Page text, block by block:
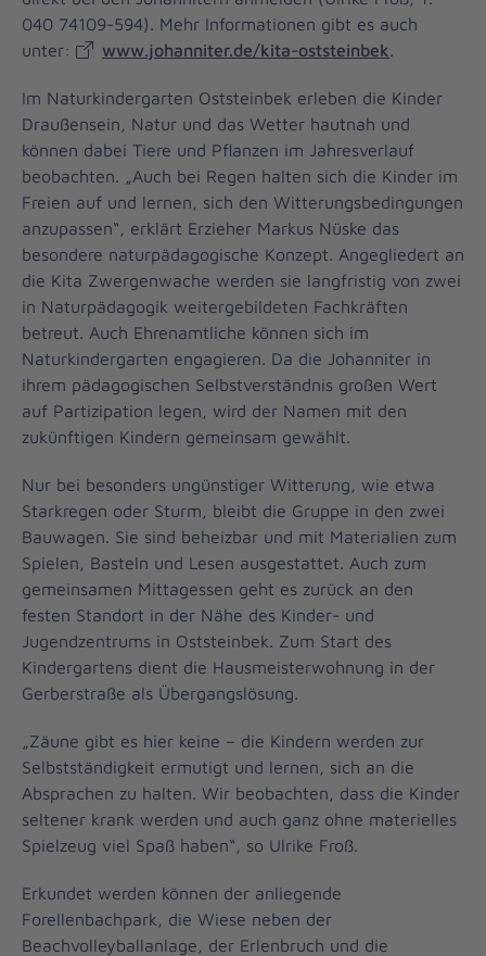
040 74109-594). Mehr Informationen gibt es auch
unter:
www.johanniter.de/kita-oststeinbek.
Im Naturkindergarten Oststeinbek erleben die Kinder
Draußensein, Natur und das Wetter hautnah und
können dabei Tiere und Pflanzen im Jahresverlauf
beobachten. „Auch bei Regen halten sich die Kinder im
Freien auf und lernen, sich den Witterungsbedingungen
anzupassen“, erklärt Erzieher Markus Nüske das
besondere naturpädagogische Konzept. Ange­gliedert an
die Kita Zwergenwache werden sie langfristig von zwei
in Naturpädagogik weitergebildeten Fachkräften
betreut. Auch Ehrenamtliche können sich im
Naturkindergarten engagieren. Da die Johanniter in
ihrem pädagogischen Selbstverständnis großen Wert
auf Partizipation legen, wird der Namen mit den
zukünftigen Kindern gemeinsam gewählt.
Nur bei besonders ungünstiger Witterung, wie etwa
Starkregen oder Sturm, bleibt die Gruppe in den zwei
Bauwagen. Sie sind beheizbar und mit Materialien zum
Spielen, Basteln und Lesen ausgestattet. Auch zum
gemeinsamen Mittagessen geht es zurück an den
festen Standort in der Nähe des Kinder- und
Jugendzentrums in Oststeinbek. Zum Start des
Kindergartens dient die Hausmeisterwohnung in der
Gerberstraße als Übergangslösung.
„Zäune gibt es hier keine – die Kindern werden zur
Selbstständigkeit ermutigt und lernen, sich an die
Absprachen zu halten. Wir beobachten, dass die Kinder
seltener krank werden und auch ganz ohne materielles
Spielzeug viel Spaß haben“, so Ulrike Froß.
Erkundet werden können der anliegende
Forellenbachpark, die Wiese neben der
Beachvolleyballanlage, der Erlenbruch und die